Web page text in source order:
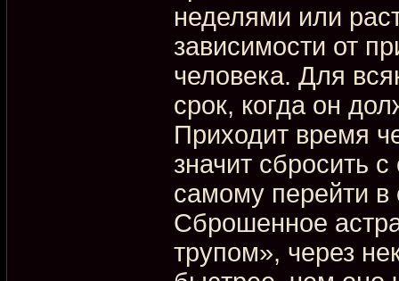
неделями или
зависимости от
человека. Для
срок, когда он
Приходит время
значит сбросить
самому перейти
Сброшенное
трупом», через